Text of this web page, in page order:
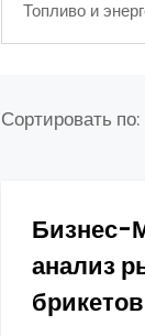
Топливо и
Сортировать по:
Бизнес-
анализ